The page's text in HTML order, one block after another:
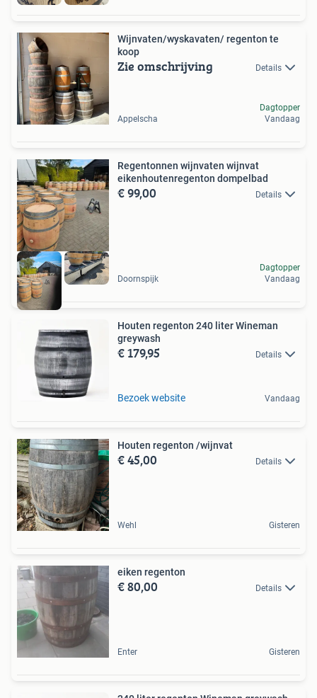
Wijnvaten/wyskavaten/ regenton te
koop
Zie omschrijving Details
Appelscha
Dagtopper
Vandaag
Regentonnen wijnvaten wijnvat
eikenhoutenregenton dompelbad
€ 99,00 Details
Doornspijk
Dagtopper
Vandaag
Houten regenton 240 liter Wineman
greywash
€ 179,95 Details
Bezoek website Vandaag
Houten regenton /wijnvat
€ 45,00 Details
Wehl Gisteren
eiken regenton
€ 80,00 Details
Enter Gisteren